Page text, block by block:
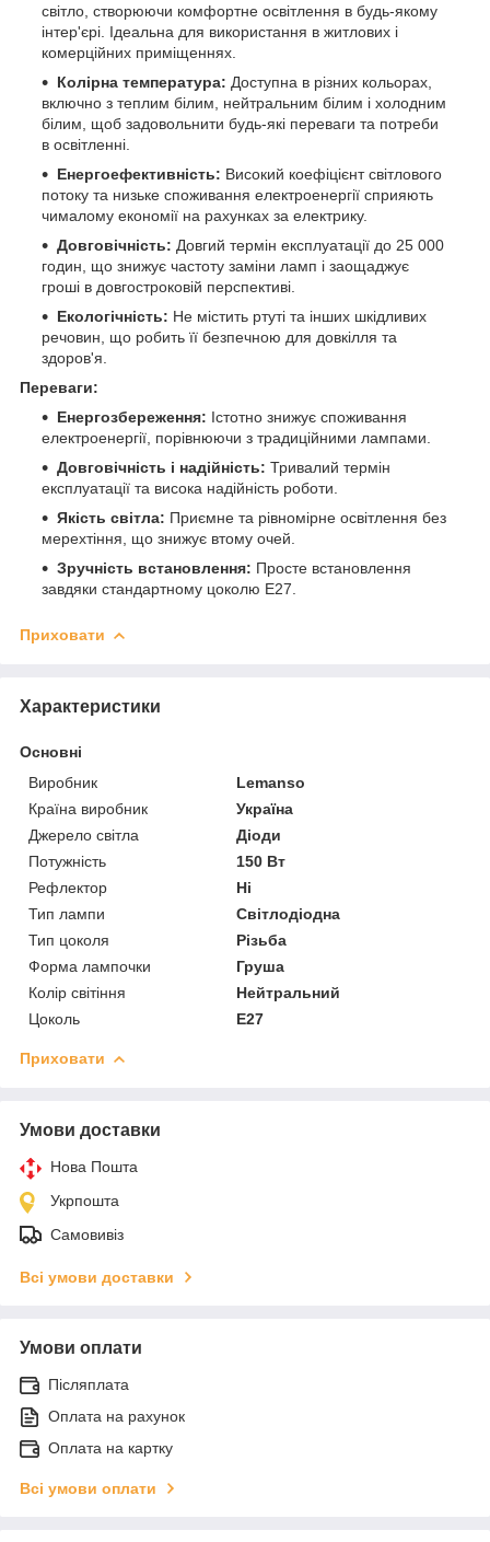
світло, створюючи комфортне освітлення в будь-якому
інтер'єрі. Ідеальна для використання в житлових і
комерційних приміщеннях.
Колірна температура: Доступна в різних кольорах,
включно з теплим білим, нейтральним білим і холодним
білим, щоб задовольнити будь-які переваги та потреби
в освітленні.
Енергоефективність: Високий коефіцієнт світлового
потоку та низьке споживання електроенергії сприяють
чималому економії на рахунках за електрику.
Довговічність: Довгий термін експлуатації до 25 000
годин, що знижує частоту заміни ламп і заощаджує
гроші в довгостроковій перспективі.
Екологічність: Не містить ртуті та інших шкідливих
речовин, що робить її безпечною для довкілля та
здоров'я.
Переваги:
Енергозбереження: Істотно знижує споживання
електроенергії, порівнюючи з традиційними лампами.
Довговічність і надійність: Тривалий термін
експлуатації та висока надійність роботи.
Якість світла: Приємне та рівномірне освітлення без
мерехтіння, що знижує втому очей.
Зручність встановлення: Просте встановлення
завдяки стандартному цоколю E27.
Приховати
Характеристики
Основні
Виробник
Lemanso
Країна виробник
Україна
Джерело світла
Діоди
Потужність
150 Вт
Рефлектор
Ні
Тип лампи
Світлодіодна
Тип цоколя
Різьба
Форма лампочки
Груша
Колір світіння
Нейтральний
Цоколь
E27
Приховати
Умови доставки
Нова Пошта
Укрпошта
Самовивіз
Всі умови доставки
Умови оплати
Післяплата
Оплата на рахунок
Оплата на картку
Всі умови оплати